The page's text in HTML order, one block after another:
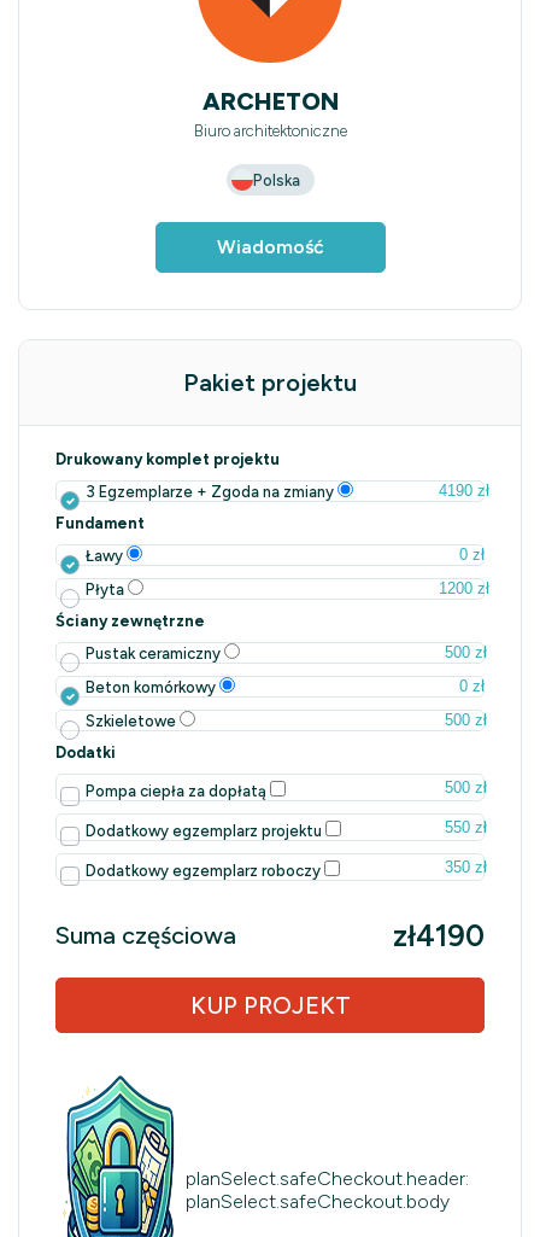
ARCHETON
Biuro architektoniczne
Polska
Wiadomość
Pakiet projektu
Drukowany komplet projektu
3 Egzemplarze + Zgoda na zmiany
4190 zł
Fundament
Ławy
0 zł
Płyta
1200 zł
Ściany zewnętrzne
Pustak ceramiczny
500 zł
Beton komórkowy
0 zł
Szkieletowe
500 zł
Dodatki
Pompa ciepła za dopłatą 500 zł
Dodatkowy egzemplarz projektu 550 zł
Dodatkowy egzemplarz roboczy 350 zł
Suma częściowa zł4190
KUP PROJEKT
planSelect.safeCheckout.header:
planSelect.safeCheckout.body